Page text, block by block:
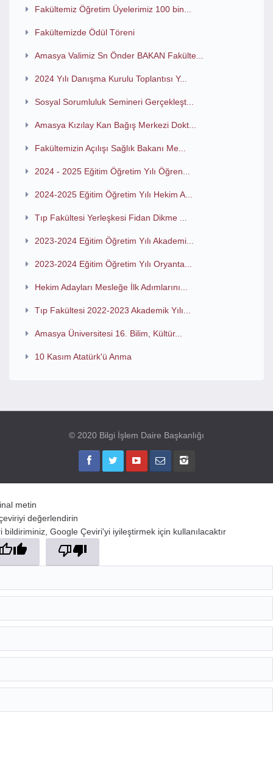
Fakültemiz Öğretim Üyelerimiz 100 bin...
Fakültemizde Ödül Töreni
Amasya Valimiz Sn Önder BAKAN Fakülte...
2024 Yılı Danışma Kurulu Toplantısı Y...
Sosyal Sorumluluk Semineri Gerçekleşt...
Amasya Kızılay Kan Bağış Merkezi Dokt...
Fakültemizin Açılışı Sağlık Bakanı Me...
2024 - 2025 Eğitim Öğretim Yılı Öğren...
2024-2025 Eğitim Öğretim Yılı Hekim A...
Tıp Fakültesi Yerleşkesi Fidan Dikme ...
2023-2024 Eğitim Öğretim Yılı Akademi...
2023-2024 Eğitim Öğretim Yılı Oryanta...
Hekim Adayları Mesleğe İlk Adımlarını...
Tıp Fakültesi 2022-2023 Akademik Yılı...
Amasya Üniversitesi 16. Bilim, Kültür...
10 Kasım Atatürk'ü Anma
© 2020 Bilgi İşlem Daire Başkanlığı
metin
değerlendirin
bildiriminiz, Google Çeviri'yi iyileştirmek için kullanılacaktır